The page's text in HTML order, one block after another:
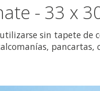
- 33 x
sin tapete de
pancartas,